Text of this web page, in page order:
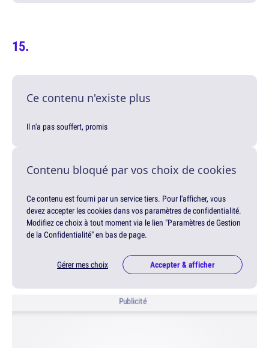
Ce contenu n'existe plus
Il n'a pas souffert, promis
Contenu bloqué par vos choix de cookies
Ce contenu est fourni par un service tiers. Pour l'afficher, vous
devez accepter les cookies dans vos paramètres de confidentialité.
Modifiez ce choix à tout moment via le lien "Paramètres de Gestion
de la Confidentialité" en bas de page.
Gérer mes choix Accepter & afficher
Publicité